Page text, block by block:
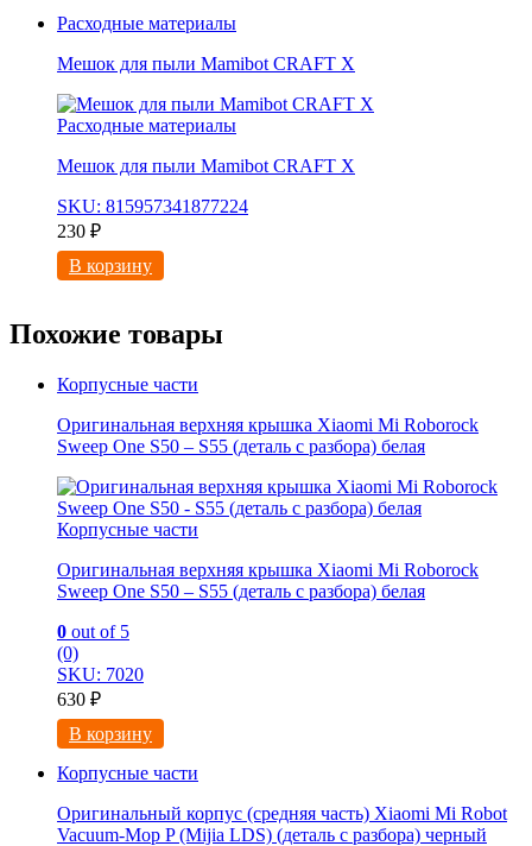
Расходные материалы
Мешок для пыли Mamibot CRAFT X
Расходные материалы
Мешок для пыли Mamibot CRAFT X
SKU: 815957341877224
230 ₽
В корзину
Похожие товары
Корпусные части
Оригинальная верхняя крышка Xiaomi Mi Roborock
Sweep One S50 – S55 (деталь с разбора) белая
Корпусные части
Оригинальная верхняя крышка Xiaomi Mi Roborock
Sweep One S50 – S55 (деталь с разбора) белая
0 out of 5
(0)
SKU: 7020
630 ₽
В корзину
Корпусные части
Оригинальный корпус (средняя часть) Xiaomi Mi Robot
Vacuum-Mop P (Mijia LDS) (деталь с разбора) черный